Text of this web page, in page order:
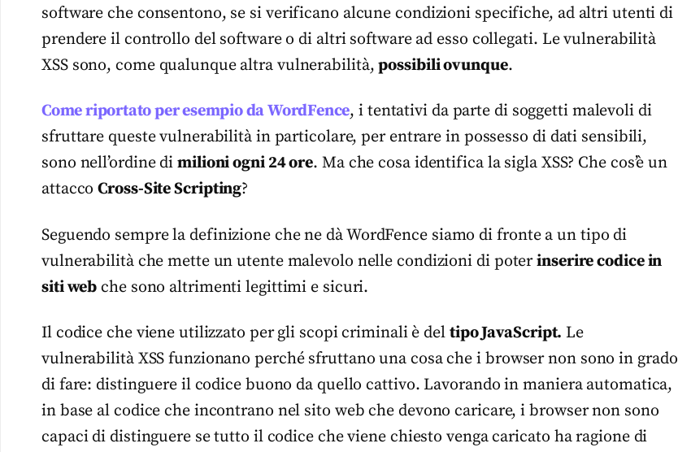
software che consentono, se si verificano alcune condizioni specifiche, ad altri utenti di
prendere il controllo del software o di altri software ad esso collegati. Le vulnerabilità
XSS sono, come qualunque altra vulnerabilità,possibili ovunque.
Come riportato per esempio da WordFence, i tentativi da parte di soggetti malevoli di
sfruttare queste vulnerabilità in particolare, per entrare in possesso di dati sensibili,
sono nell’ordine di milioni ogni 24 ore. Ma che cosa identifica la sigla XSS? Che cos’è un
attaccoCross-Site Scripting?
Seguendo sempre la definizione che ne dà WordFence siamo di fronte a un tipo di
vulnerabilità che mette un utente malevolo nelle condizioni di poterinserire codice in
siti web che sono altrimenti legittimi e sicuri.
Il codice che viene utilizzato per gli scopi criminali è del tipo JavaScript. Le
vulnerabilità XSS funzionano perché sfruttano una cosa che i browser non sono in grado
di fare: distinguere il codice buono da quello cattivo. Lavorando in maniera automatica,
in base al codice che incontrano nel sito web che devono caricare, i browser non sono
capaci di distinguere se tutto il codice che viene chiesto venga caricato ha ragione di